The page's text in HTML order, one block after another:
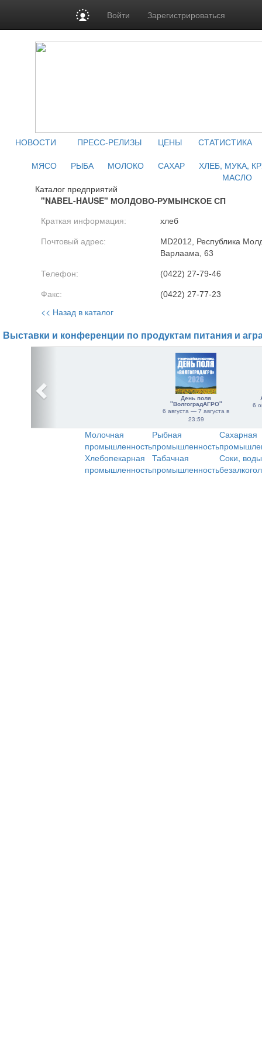
Войти Зарегистрироваться
НОВОСТИ ПРЕСС-РЕЛИЗЫ ЦЕНЫ
СТАТИСТИКА
МЯСО
РЫБА МОЛОКО САХАР
ХЛЕБ, МУКА,
МАСЛО
Каталог предприятий
"NABEL-HAUSE" МОЛДОВО-РУМЫНСКОЕ СП
Краткая информация: хлеб
Почтовый адрес:
MD2012, Республика
Варлаама, 63
Телефон: (0422) 27-79-46
Факс: (0422) 27-77-23
<< Назад в каталог
Выставки и конференции по продуктам питания и
День поля
"ВолгоградАГРО"
6 августа — 7 августа в
23:59
6
Молочная
промышленность
Рыбная
промышленность
Сахарная
Хлебопекарная
промышленность
Табачная
промышленность
Соки,